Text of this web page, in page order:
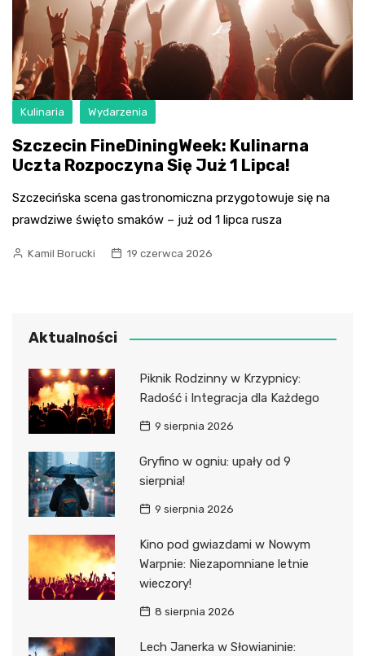
Kulinaria Wydarzenia
Szczecin FineDiningWeek: Kulinarna
Uczta Rozpoczyna Się Już 1 Lipca!
Szczecińska scena gastronomiczna przygotowuje się na
prawdziwe święto smaków – już od 1 lipca rusza
Kamil Borucki 19 czerwca 2026
Aktualności
Piknik Rodzinny w Krzypnicy:
Radość i Integracja dla Każdego
9 sierpnia 2026
Gryfino w ogniu: upały od 9
sierpnia!
9 sierpnia 2026
Kino pod gwiazdami w Nowym
Warpnie: Niezapomniane letnie
wieczory!
8 sierpnia 2026
Lech Janerka w Słowianinie: